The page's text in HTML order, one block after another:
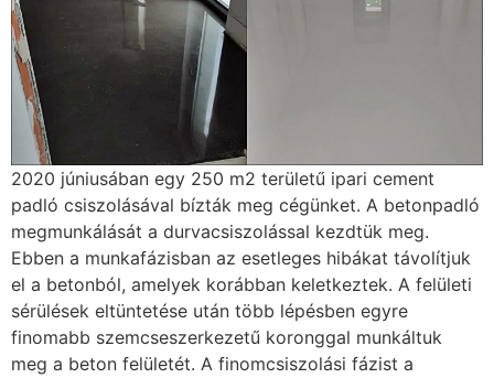
2020 júniusában egy 250 m2 területű ipari cement
padló csiszolásával bízták meg cégünket. A betonpadló
megmunkálását a durvacsiszolással kezdtük meg.
Ebben a munkafázisban az esetleges hibákat távolítjuk
el a betonból, amelyek korábban keletkeztek. A felületi
sérülések eltüntetése után több lépésben egyre
finomabb szemcseszerkezetű koronggal munkáltuk
meg a beton felületét. A finomcsiszolási fázist a